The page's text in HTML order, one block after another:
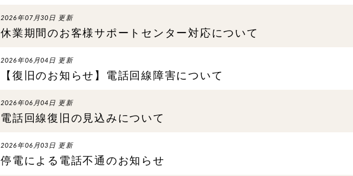
2026年07月30日 更新
休業期間のお客様サポートセンター対応について
2026年06月04日 更新
【復旧のお知らせ】電話回線障害について
2026年06月04日 更新
電話回線復旧の見込みについて
2026年06月03日 更新
停電による電話不通のお知らせ